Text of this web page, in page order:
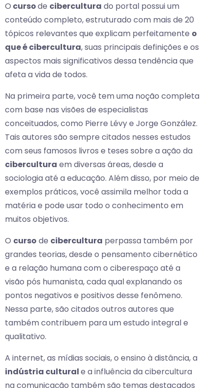
O cursode cibercultura do portal possui um
conteúdo completo, estruturado com mais de 20
tópicos relevantes que explicam perfeitamente o
que é cibercultura, suas principais definições e os
aspectos mais significativos dessa tendência que
afeta a vida de todos.
Na primeira parte, você tem uma noção completa
com base nas visões de especialistas
conceituados, como Pierre Lévy e Jorge González.
Tais autores são sempre citados nesses estudos
com seus famosos livros e teses sobre a ação da
cibercultura em diversas áreas, desde a
sociologia até a educação. Além disso, por meio de
exemplos práticos, você assimila melhor toda a
matéria e pode usar todo o conhecimento em
muitos objetivos.
O curso de cibercultura perpassa também por
grandes teorias, desde o pensamento cibernético
e a relação humana com o ciberespaço até a
visão pós humanista, cada qual explanando os
pontos negativos e positivos desse fenômeno.
Nessa parte, são citados outros autores que
também contribuem para um estudo integral e
qualitativo.
A internet, as mídias sociais, o ensino à distância, a
indústria culturale a influência da cibercultura
na comunicação também são temas destacados